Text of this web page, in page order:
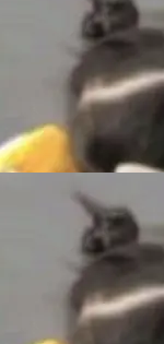
论